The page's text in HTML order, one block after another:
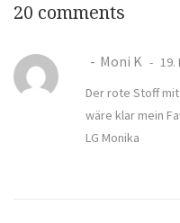
20 comments
Moni K 19.
Der rote Stoff
wäre klar mein
LG Monika